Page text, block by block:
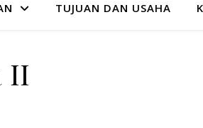
TUJUAN DAN USAHA
II